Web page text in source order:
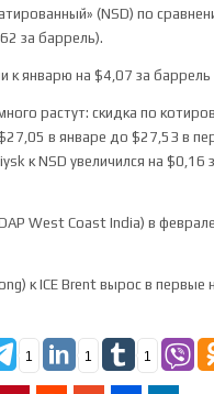
(NSD) по
за баррель).
к январю на $4,07 за
растут: скидка по
в январе до $27,53 в
к NSD увеличился на
West Coast India) в
к ICE Brent вырос в
1 1 1